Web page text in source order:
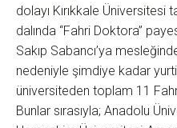
dolayı Kırıkkale Üniversitesi
dalında “Fahri Doktora”
Sakıp Sabancı’ya
nedeniyle şimdiye kadar
üniversiteden toplam 11
Bunlar sırasıyla; Anadolu